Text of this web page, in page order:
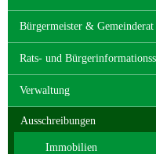
überspringen
Bürgermeister & Gemeinderat
Rats- und
Verwaltung
Ausschreibungen
Immobilien